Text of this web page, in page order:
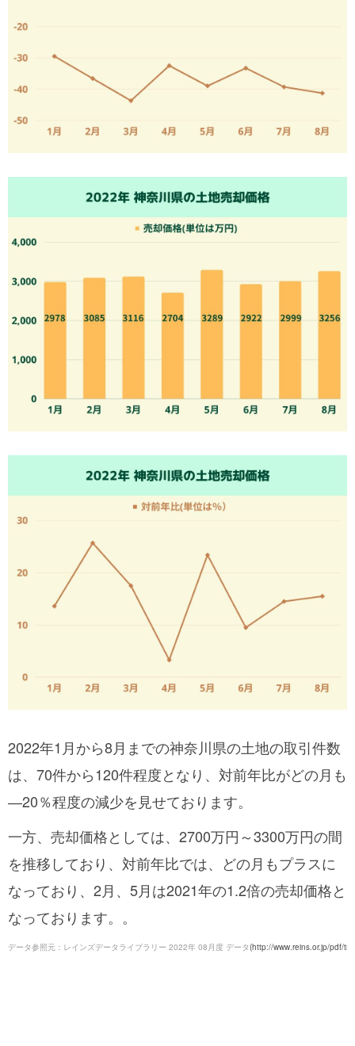
2022年1月から8月までの神奈川県の土地の取引件数
は、70件から120件程度となり、対前年比がどの月も
―20％程度の減少を見せております。
一方、売却価格としては、2700万円～3300万円の間
を推移しており、対前年比では、どの月もプラスに
なっており、2月、5月は2021年の1.2倍の売却価格と
なっております。。
データ参照元：レインズデータライブラリー 2022年 08月度 データ(http://www.reins.or.jp/pdf/